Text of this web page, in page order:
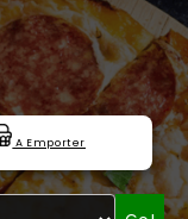
A Emporter